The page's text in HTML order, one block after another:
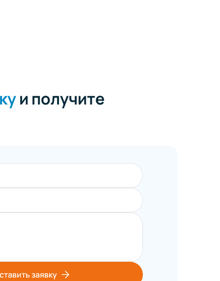
и получите
заявку